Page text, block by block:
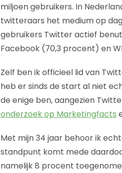
miljoen gebruikers. In
twitteraars het medium op
gebruikers Twitter actief
Facebook (70,3 procent) en
Zelf ben ik officieel lid van
heb er sinds de start al niet
de enige ben, aangezien
onderzoek op Marketingfacts
Met mijn 34 jaar behoor ik
standpunt komt mede
namelijk 8 procent